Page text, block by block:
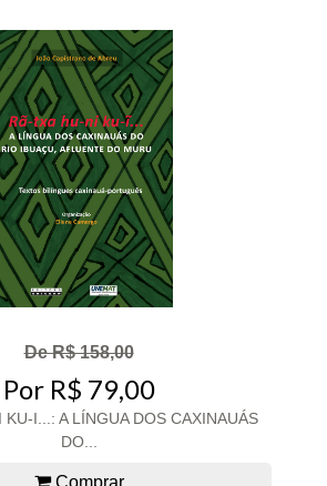
De R$ 158,00
Por R$ 79,00
KU-I...: A LÍNGUA DOS CAXINAUÁS
DO...
Comprar